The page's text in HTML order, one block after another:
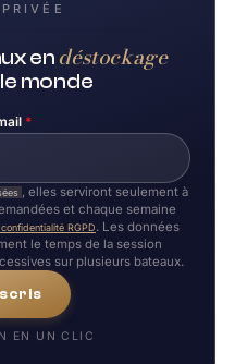
en déstockage
monde
*
, elles serviront seulement à
et chaque semaine
RGPD. Les données
le temps de la session
sur plusieurs bateaux.
EN UN CLIC